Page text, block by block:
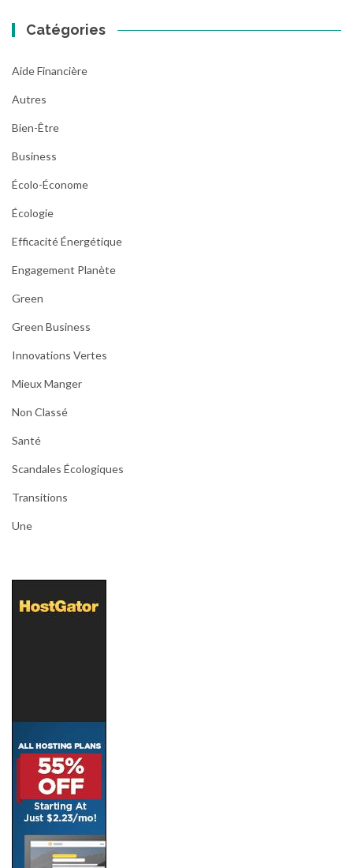
Catégories
Aide Financière
Autres
Bien-Être
Business
Écolo-Économe
Écologie
Efficacité Énergétique
Engagement Planète
Green
Green Business
Innovations Vertes
Mieux Manger
Non Classé
Santé
Scandales Écologiques
Transitions
Une